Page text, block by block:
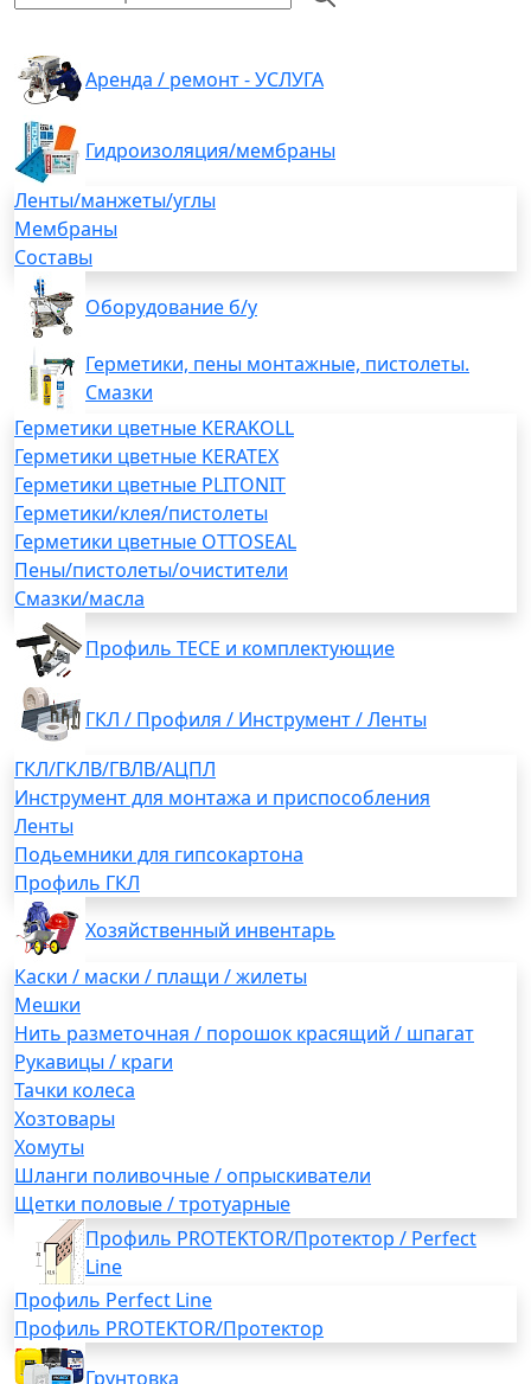
Аренда / ремонт - УСЛУГА
Гидроизоляция/мембраны
Ленты/манжеты/углы
Мембраны
Составы
Оборудование б/у
Герметики, пены монтажные, пистолеты.
Смазки
Герметики цветные KERAKOLL
Герметики цветные KERATEX
Герметики цветные PLITONIT
Герметики/клея/пистолеты
Герметики цветные OTTOSEAL
Пены/пистолеты/очистители
Смазки/масла
Профиль TECE и комплектующие
ГКЛ / Профиля / Инструмент / Ленты
ГКЛ/ГКЛВ/ГВЛВ/АЦПЛ
Инструмент для монтажа и приспособления
Ленты
Подьемники для гипсокартона
Профиль ГКЛ
Хозяйственный инвентарь
Каски / маски / плащи / жилеты
Мешки
Нить разметочная / порошок красящий / шпагат
Рукавицы / краги
Тачки колеса
Хозтовары
Хомуты
Шланги поливочные / опрыскиватели
Щетки половые / тротуарные
Профиль PROTEKTOR/Протектор / Perfect
Line
Профиль Perfect Line
Профиль PROTEKTOR/Протектор
Грунтовка